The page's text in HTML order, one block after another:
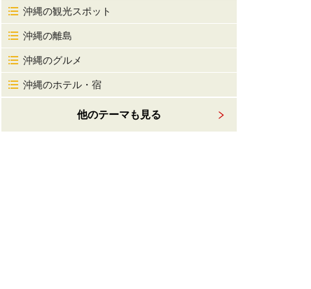
沖縄の観光スポット
沖縄の離島
沖縄のグルメ
沖縄のホテル・宿
他のテーマも見る